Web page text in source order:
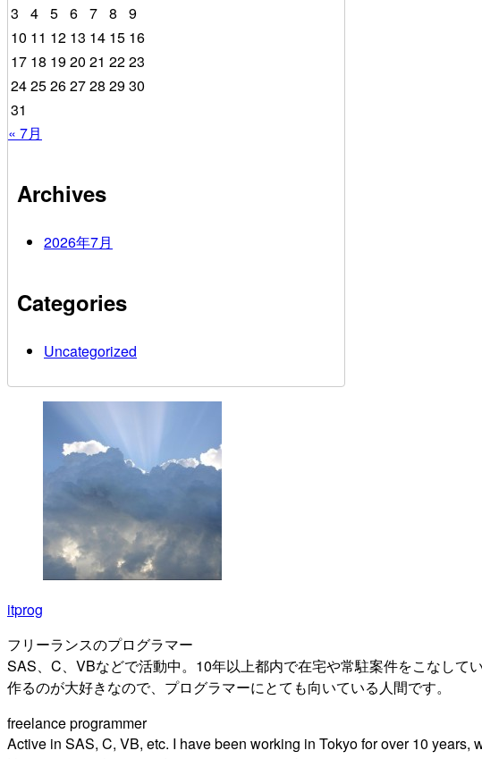
3
4 5 6 7 8
9
10 11 12 13 14 15 16
17 18 1920 21 2223
2425262728 2930
31
« 7月
Archives
2026年7月
Categories
Uncategorized
itprog
フリーランスのプログラマー
SAS、C、VBなどで活動中。10年以上都内で在宅や常駐案件をこなしてい
作るのが大好きなので、プログラマーにとても向いている人間です。
freelance programmer
Active in SAS, C, VB, etc. I have been working in Tokyo for over 10 years,